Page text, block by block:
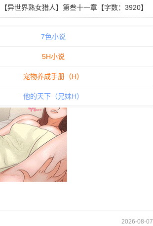
【异世界熟女猎人】第叁十一章【字数：3920】
7色小说
5H小说
宠物养成手册（H）
他的天下（兄妹H）
2026-08-07